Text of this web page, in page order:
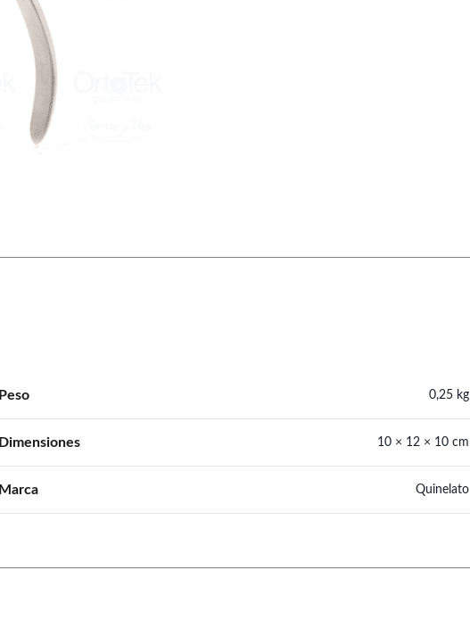
Peso 0,25 kg
Dimensiones 10 × 12 × 10 cm
Marca Quinelato